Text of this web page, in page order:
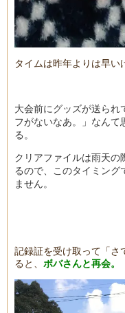
タイムは昨年よりは早い
大会前にグッズが送られ
フがないなあ。」なん
る。
クリアファイルは雨天の
るので、このタイミン
ません。
記録証を受け取って「さ
ると、 ボバさんと再会。